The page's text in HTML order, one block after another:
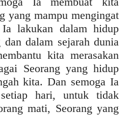
yang mampu mengingat
lakukan dalam hidup
dalam sejarah dunia
kita merasakan
Seorang yang hidup
kita. Dan semoga Ia
hari, untuk tidak
mati, Seorang yang